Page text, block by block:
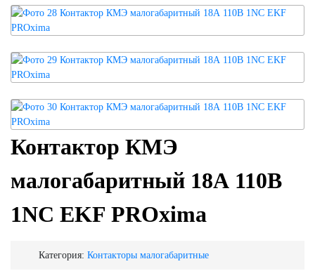
Контактор КМЭ
малогабаритный 18А 110В
1NC EKF PROxima
Категория: Контакторы малогабаритные